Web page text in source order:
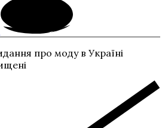
про моду в Україні